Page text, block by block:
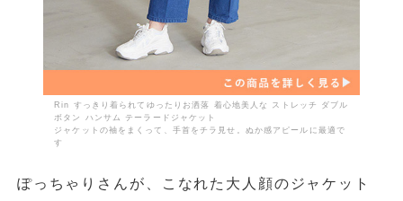
Rin すっきり着られてゆったりお洒落 着心地美人な ストレッチ ダブル
ボタン ハンサム テーラードジャケット
ジャケットの袖をまくって、手首をチラ見せ。ぬか感アピールに最適で
す
ぽっちゃりさんが、こなれた大人顔のジャケット